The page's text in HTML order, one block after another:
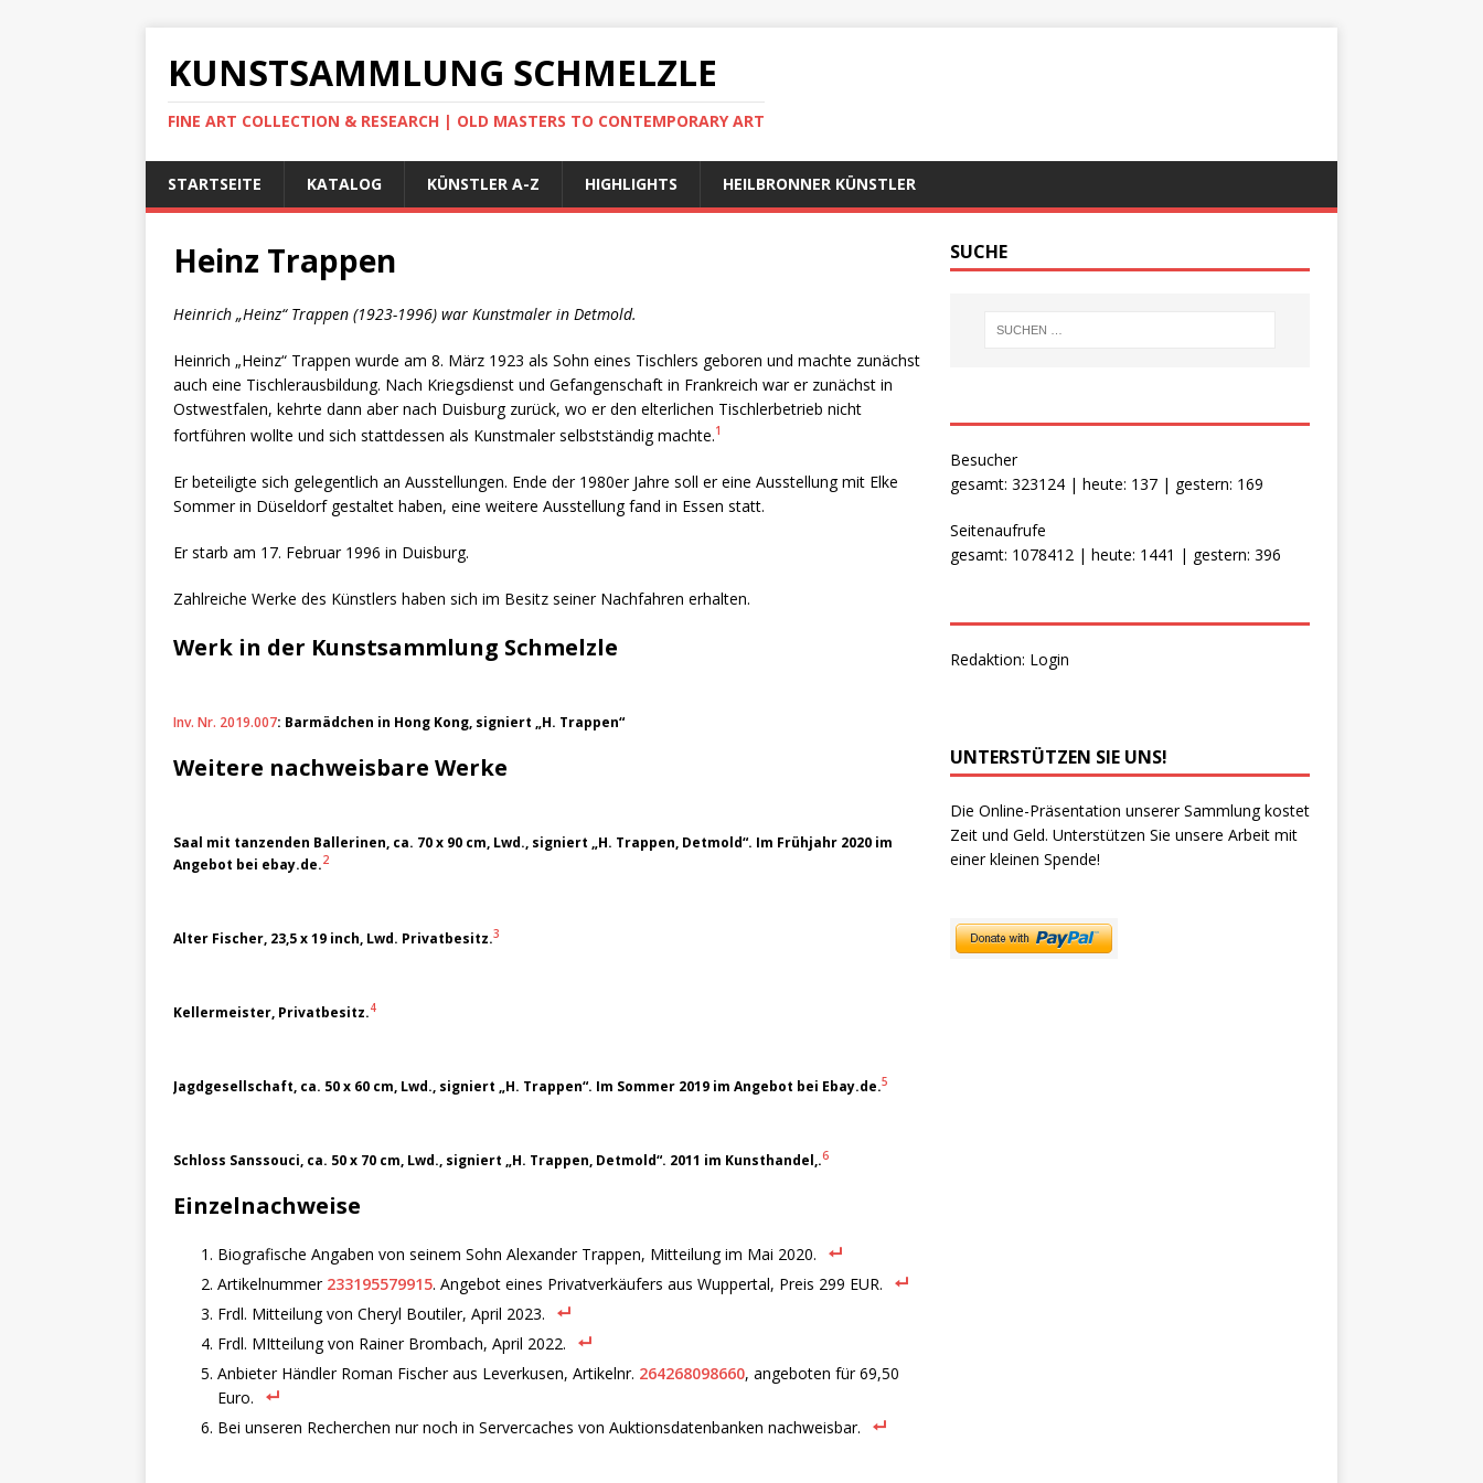
KUNSTSAMMLUNG SCHMELZLE
FINE ART COLLECTION & RESEARCH | OLD MASTERS TO CONTEMPORARY ART
STARTSEITE KATALOG KÜNSTLER A-Z HIGHLIGHTS HEILBRONNER KÜNSTLER
Heinz Trappen
Heinrich „Heinz“ Trappen (1923-1996) war Kunstmaler in Detmold.
Heinrich „Heinz“ Trappen wurde am 8. März 1923 als Sohn eines Tischlers geboren und machte zunächst
auch eine Tischlerausbildung. Nach Kriegsdienst und Gefangenschaft in Frankreich war er zunächst in
Ostwestfalen, kehrte dann aber nach Duisburg zurück, wo er den elterlichen Tischlerbetrieb nicht
fortführen wollte und sich stattdessen als Kunstmaler selbstständig machte.1
Er beteiligte sich gelegentlich an Ausstellungen. Ende der 1980er Jahre soll er eine Ausstellung mit Elke
Sommer in Düseldorf gestaltet haben, eine weitere Ausstellung fand in Essen statt.
Er starb am 17. Februar 1996 in Duisburg.
Zahlreiche Werke des Künstlers haben sich im Besitz seiner Nachfahren erhalten.
Werk in der Kunstsammlung Schmelzle
Inv. Nr. 2019.007: Barmädchen in Hong Kong, signiert „H. Trappen“
Weitere nachweisbare Werke
Saal mit tanzenden Ballerinen, ca. 70 x 90 cm, Lwd., signiert „H. Trappen, Detmold“. Im Frühjahr 2020 im
Angebot bei ebay.de.2
Alter Fischer, 23,5 x 19 inch, Lwd. Privatbesitz.3
Kellermeister, Privatbesitz.4
Jagdgesellschaft, ca. 50 x 60 cm, Lwd., signiert „H. Trappen“. Im Sommer 2019 im Angebot bei Ebay.de.5
Schloss Sanssouci, ca. 50 x 70 cm, Lwd., signiert „H. Trappen, Detmold“. 2011 im Kunsthandel,.6
Einzelnachweise
Biografische Angaben von seinem Sohn Alexander Trappen, Mitteilung im Mai 2020.
Artikelnummer 233195579915. Angebot eines Privatverkäufers aus Wuppertal, Preis 299 EUR.
Frdl. Mitteilung von Cheryl Boutiler, April 2023.
Frdl. MItteilung von Rainer Brombach, April 2022.
Anbieter Händler Roman Fischer aus Leverkusen, Artikelnr. 264268098660, angeboten für 69,50
Euro.
Bei unseren Recherchen nur noch in Servercaches von Auktionsdatenbanken nachweisbar.
SUCHE
Besucher
gesamt: 323124 | heute: 137 | gestern: 169
Seitenaufrufe
gesamt: 1078412 | heute: 1441 | gestern: 396
Redaktion: Login
UNTERSTÜTZEN SIE UNS!
Die Online-Präsentation unserer Sammlung kostet
Zeit und Geld. Unterstützen Sie unsere Arbeit mit
einer kleinen Spende!